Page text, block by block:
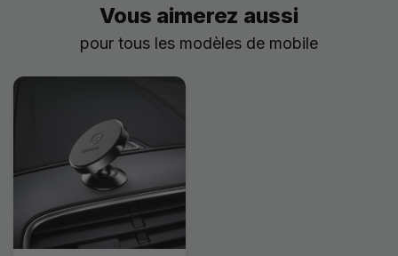
Vous aimerez aussi
pour tous les modèles de mobile